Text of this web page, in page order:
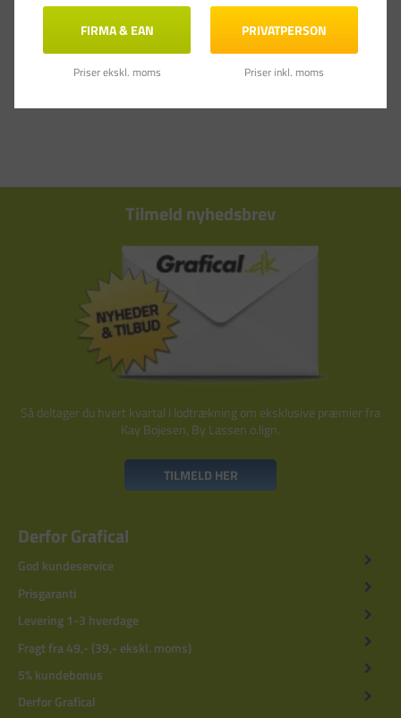
Tilmeld nyhedsbrev
Så deltager du hvert kvartal i lodtrækning om eksklusive præmier fra
Kay Bojesen, By Lassen o.lign.
TILMELD HER
Derfor Grafical
God kundeservice
Prisgaranti
Levering 1-3 hverdage
Fragt fra 49,- (39,- ekskl. moms)
5% kundebonus
Derfor Grafical
FIRMA & EAN
Priser ekskl. moms
PRIVATPERSON
Priser inkl. moms